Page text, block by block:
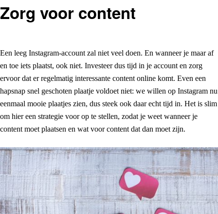
Zorg voor content
Een leeg Instagram-account zal niet veel doen. En wanneer je maar af
en toe iets plaatst, ook niet. Investeer dus tijd in je account en zorg
ervoor dat er regelmatig interessante content online komt. Even een
hapsnap snel geschoten plaatje voldoet niet: we willen op Instagram nu
eenmaal mooie plaatjes zien, dus steek ook daar echt tijd in. Het is slim
om hier een strategie voor op te stellen, zodat je weet wanneer je
content moet plaatsen en wat voor content dat dan moet zijn.